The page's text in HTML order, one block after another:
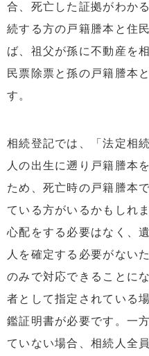
合、死亡した証拠がわか
続する方の戸籍謄本と住
ば、祖父が孫に不動産を
民票除票と孫の戸籍謄本
す。
相続登記では、「法定相
人の出生に遡り戸籍謄本
ため、死亡時の戸籍謄本
ている方がいるかもしれ
心配をする必要はなく、
人を確定する必要がない
のみで対応できることに
者として指定されている
鑑証明書が必要です。一
ていない場合、相続人全